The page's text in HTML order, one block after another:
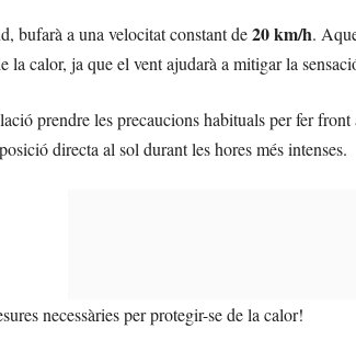
bufarà a una velocitat constant de20 km/h.
calor, ja que el vent ajudarà a mitigar la
prendre les precaucions habituals per fer front
directa al sol durant les hores més intenses.
necessàries per protegir-se de la calor!